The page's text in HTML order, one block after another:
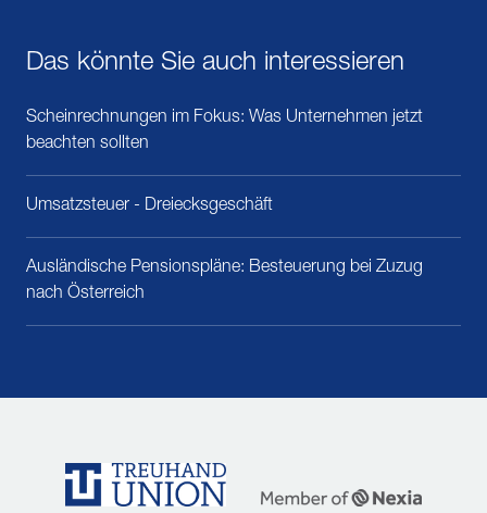
Das könnte Sie auch interessieren
Scheinrechnungen im Fokus: Was Unternehmen jetzt
beachten sollten
Umsatzsteuer - Dreiecksgeschäft
Ausländische Pensionspläne: Besteuerung bei Zuzug
nach Österreich